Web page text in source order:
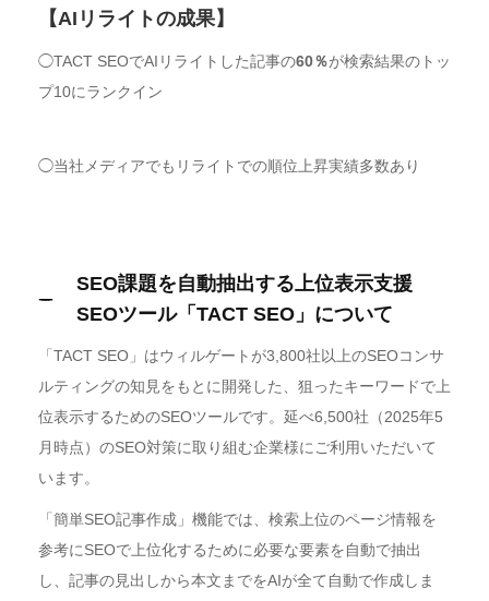
【AIリライトの成果】
◯TACT SEOでAIリライトした記事の60％が検索結果のトッ
プ10にランクイン
◯当社メディアでもリライトでの順位上昇実績多数あり
SEO課題を自動抽出する上位表示支援
SEOツール「TACT SEO」について
「TACT SEO」はウィルゲートが3,800社以上のSEOコンサ
ルティングの知見をもとに開発した、狙ったキーワードで上
位表示するためのSEOツールです。延べ6,500社（2025年5
月時点）のSEO対策に取り組む企業様にご利用いただいて
います。
「簡単SEO記事作成」機能では、検索上位のページ情報を
参考にSEOで上位化するために必要な要素を自動で抽出
し、記事の見出しから本文までをAIが全て自動で作成しま